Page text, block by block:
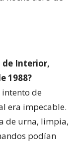
de Interior,
1988?
de
era impecable.
de urna, limpia,
podían